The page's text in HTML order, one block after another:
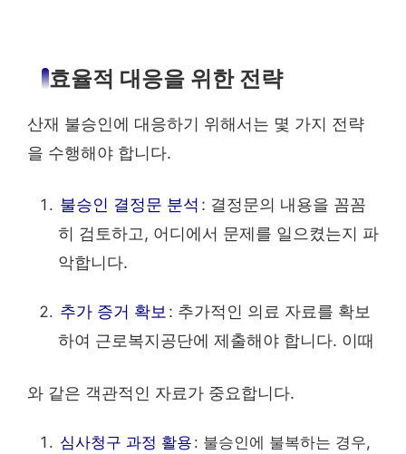
효율적 대응을 위한 전략
산재 불승인에 대응하기 위해서는 몇 가지 전략
을 수행해야 합니다.
불승인 결정문 분석 : 결정문의 내용을 꼼꼼
히 검토하고, 어디에서 문제를 일으켰는지 파
악합니다.
추가 증거 확보 : 추가적인 의료 자료를 확보
하여 근로복지공단에 제출해야 합니다. 이때
와 같은 객관적인 자료가 중요합니다.
심사청구 과정 활용 : 불승인에 불복하는 경우,